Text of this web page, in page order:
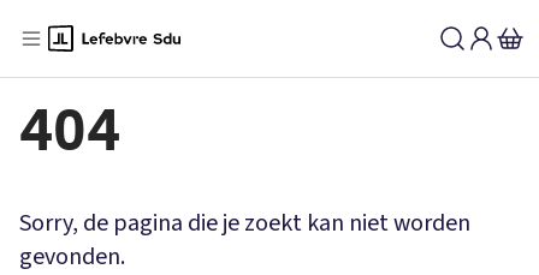
404
Sorry, de pagina die je zoekt kan niet worden
gevonden.